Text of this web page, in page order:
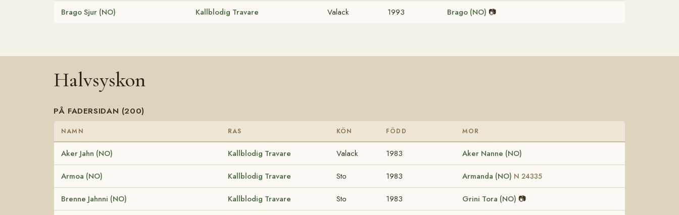
Brago Sjur (NO) Kallblodig Travare Valack 1993 Brago (NO) 📷
Halvsyskon
PÅ FADERSIDAN (200)
NAMN RAS KÖN FÖDD MOR
Aker Jahn (NO) Kallblodig Travare Valack 1983 Aker Nanne (NO)
Armoa (NO) Kallblodig Travare Sto 1983 Armanda (NO) N 24335
Brenne Jahnni (NO) Kallblodig Travare Sto 1983 Grini Tora (NO) 📷